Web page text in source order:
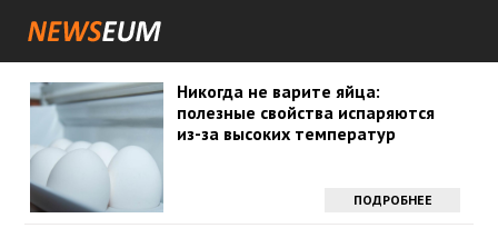
Никогда не варите яйца:
полезные свойства испаряются
из-за высоких температур
ПОДРОБНЕЕ